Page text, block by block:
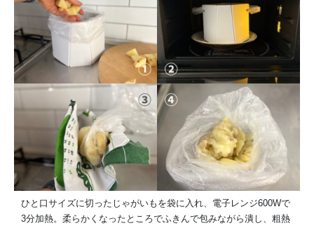
ひと口サイズに切ったじゃがいもを袋に入れ、電子レンジ600Wで
3分加熱。柔らかくなったところでふきんで包みながら潰し、粗熱